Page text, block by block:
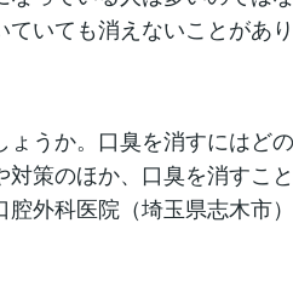
いても消えないことがあ
うか。口臭を消すにはど
策のほか、口臭を消すこ
外科医院（埼玉県志木市